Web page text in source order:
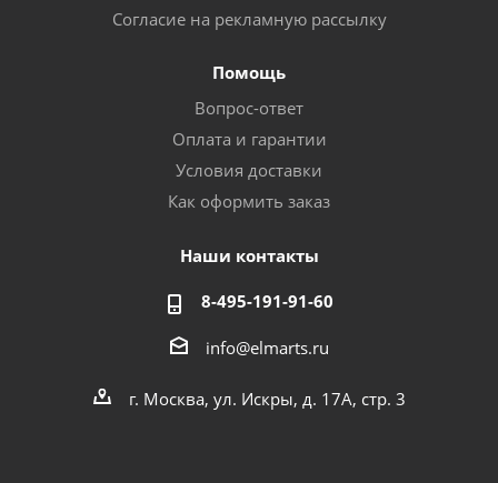
Согласие на рекламную рассылку
Помощь
Вопрос-ответ
Оплата и гарантии
Условия доставки
Как оформить заказ
Наши контакты
8-495-191-91-60
info@elmarts.ru
г. Москва, ул. Искры, д. 17А, стр. 3